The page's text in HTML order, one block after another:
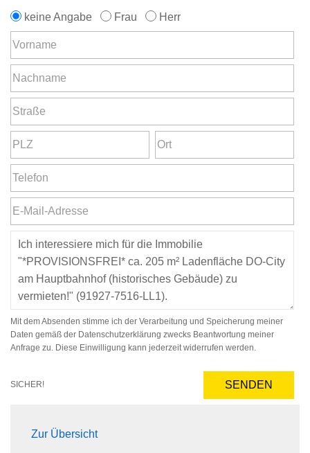
keine Angabe Frau Herr
Mit dem Absenden stimme ich der Verarbeitung und Speicherung meiner
Daten gemäß der Datenschutzerklärung zwecks Beantwortung meiner
Anfrage zu. Diese Einwilligung kann jederzeit widerrufen werden.
SICHER! SENDEN
Zur Übersicht